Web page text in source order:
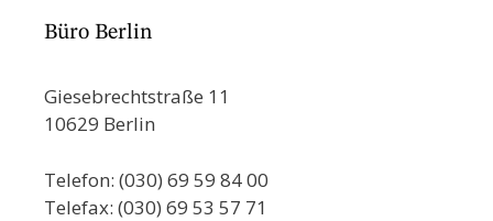
Büro Berlin
Giesebrechtstraße 11
10629 Berlin
Telefon: (030) 69 59 84 00
Telefax: (030) 69 53 57 71